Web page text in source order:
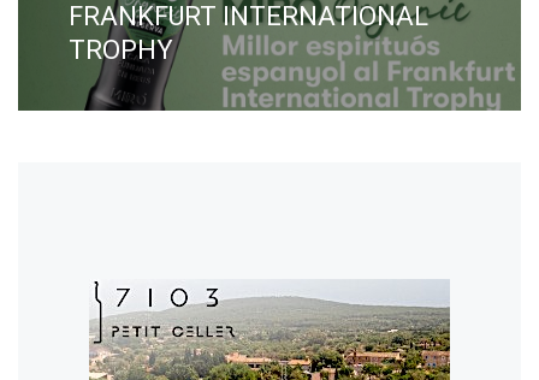
FRANKFURT INTERNATIONAL
TROPHY